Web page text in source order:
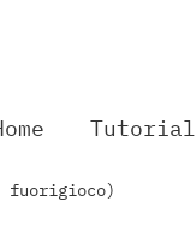
Tutorial
fuorigioco)